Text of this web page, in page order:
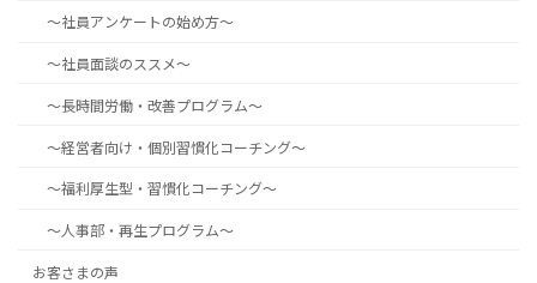
～社員アンケートの始め方～
～社員面談のススメ～
～長時間労働・改善プログラム～
～経営者向け・個別習慣化コーチング～
～福利厚生型・習慣化コーチング～
～人事部・再生プログラム～
お客さまの声